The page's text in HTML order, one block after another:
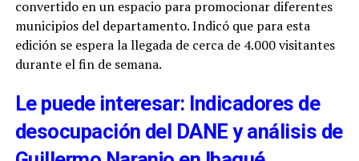
convertido en un espacio para promocionar diferentes
municipios del departamento. Indicó que para esta
edición se espera la llegada de cerca de 4.000 visitantes
durante el fin de semana.
Le puede interesar: Indicadores de
desocupación del DANE y análisis de